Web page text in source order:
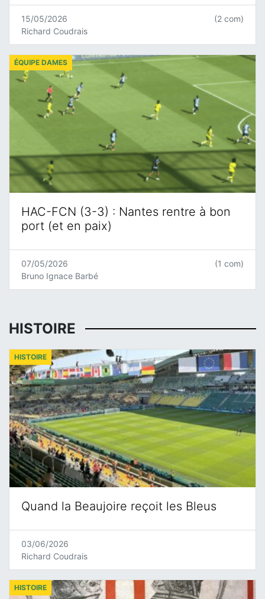
15/05/2026
Richard Coudrais
(2 com)
HAC-FCN (3-3) : Nantes rentre à bon
port (et en paix)
ÉQUIPE DAMES
07/05/2026
Bruno Ignace Barbé
(1 com)
HISTOIRE
Quand la Beaujoire reçoit les Bleus
HISTOIRE
03/06/2026
Richard Coudrais
HISTOIRE